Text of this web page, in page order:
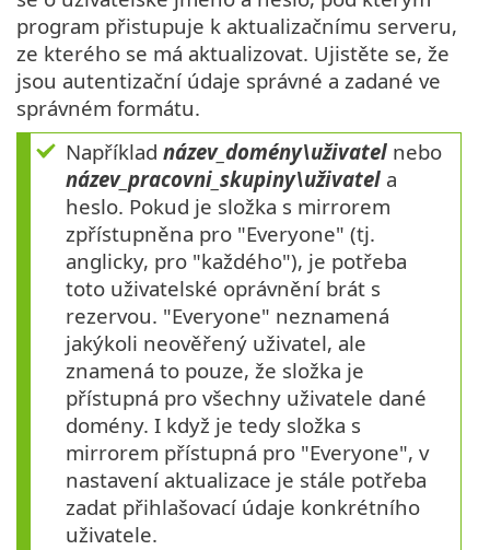
program přistupuje k aktualizačnímu serveru,
ze kterého se má aktualizovat. Ujistěte se, že
jsou autentizační údaje správné a zadané ve
správném formátu.
Například název_domény\uživatel nebo
název_pracovni_skupiny\uživatel a
heslo. Pokud je složka s mirrorem
zpřístupněna pro "Everyone" (tj.
anglicky, pro "každého"), je potřeba
toto uživatelské oprávnění brát s
rezervou. "Everyone" neznamená
jakýkoli neověřený uživatel, ale
znamená to pouze, že složka je
přístupná pro všechny uživatele dané
domény. I když je tedy složka s
mirrorem přístupná pro "Everyone", v
nastavení aktualizace je stále potřeba
zadat přihlašovací údaje konkrétního
uživatele.